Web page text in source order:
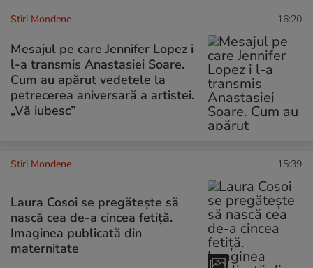
Stiri Mondene 16:20
Mesajul pe care Jennifer Lopez i
l-a transmis Anastasiei Soare.
Cum au apărut vedetele la
petrecerea aniversară a artistei.
„Vă iubesc”
Stiri Mondene 15:39
Laura Cosoi se pregătește să
nască cea de-a cincea fetiță.
Imaginea publicată din
maternitate